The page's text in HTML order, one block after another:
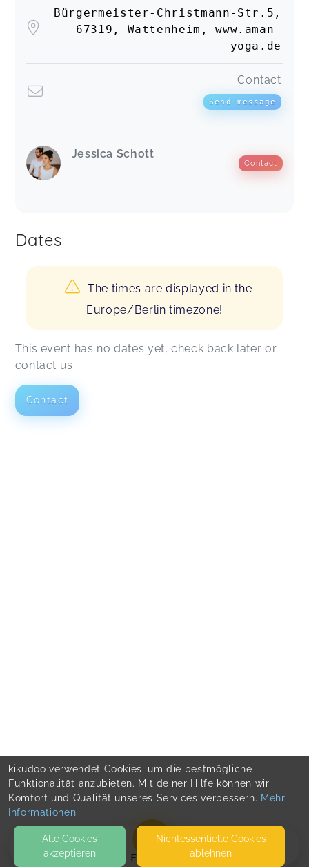
EVENTS
Bürgermeister-Christmann-Str.5,
67319, Wattenheim, www.aman-
yoga.de
Contact
Send message
Jessica Schott
Contact
Dates
The times are displayed in the
Europe/Berlin timezone!
This event has no dates yet, check back later or
contact us.
Contact
kikudoo verwendet Cookies, um die bestmögliche
Funktionalität anzubieten. Mit deiner Hilfe können wir
Komfort und Qualität unseres Services verbessern. Mehr
Informationen
Alle Cookies
akzeptieren
Nicht­essentielle Cookies
ablehnen